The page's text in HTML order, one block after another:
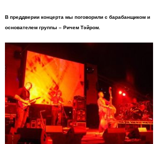
В преддверии концерта мы поговорили с барабанщиком и
основателем группы – Ричем Тэйром.